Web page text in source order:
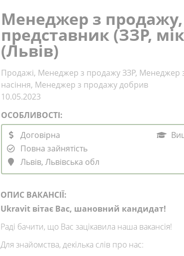
Менеджер з продажу,
представник (ЗЗР,
(Львів)
Продажі, Менеджер з продажу ЗЗР, Менеджер
насіння, Менеджер з продажу добрив
10.05.2023
ОСОБЛИВОСТІ:
Договірна
Повна зайнятість
Львів, Львівська обл
ОПИС ВАКАНСІЇ:
Ukravit вітає Вас, шановний кандидат!
Раді бачити, що Вас зацікавила наша вакансія!
Для знайомства, декілька слів про нас: